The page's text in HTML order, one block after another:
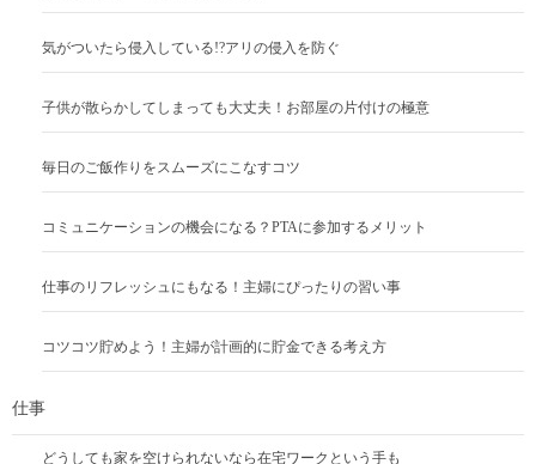
気がついたら侵入している!?アリの侵入を防ぐ
子供が散らかしてしまっても大丈夫！お部屋の片付けの極意
毎日のご飯作りをスムーズにこなすコツ
コミュニケーションの機会になる？PTAに参加するメリット
仕事のリフレッシュにもなる！主婦にぴったりの習い事
コツコツ貯めよう！主婦が計画的に貯金できる考え方
仕事
どうしても家を空けられないなら在宅ワークという手も